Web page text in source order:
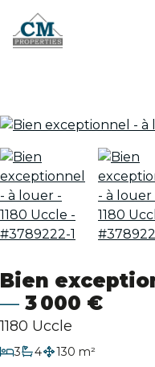
A vendre
A louer
Vendus/Loués
A propos
Contact
Bien
3 000 €
1180 Uccle
3chambres
4
salles de bain
130 m²